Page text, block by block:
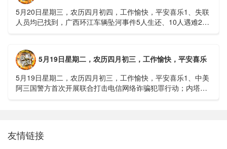
5月20日星期三，农历四月初四，工作愉快，平安喜乐1、失联
人员均已找到，广西环江车辆坠河事件5人生还、10人遇难2、
5月19日星期二，农历四月初三，工作愉快，平安喜乐
5月19日星期二，农历四月初三，工作愉快，平安喜乐1、中美
阿三国警方首次开展联合打击电信网络诈骗犯罪行动；内塔尼
友情链接